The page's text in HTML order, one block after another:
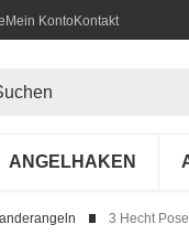
Mein KontoKontakt
ANGELHAKEN
3 Hecht